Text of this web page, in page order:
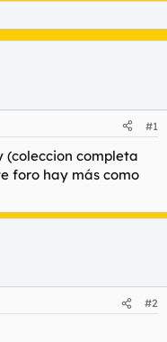
#1
(coleccion completa
foro hay más como
#2